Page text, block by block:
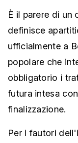
È il parere di un
definisce
ufficialmente a
popolare che
obbligatorio i
futura intesa
finalizzazione.
Per i fautori